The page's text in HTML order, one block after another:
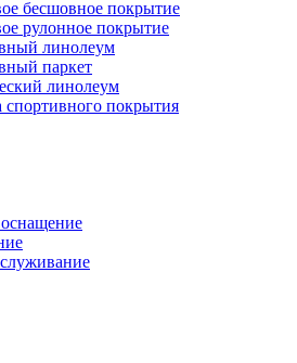
бесшовное покрытие
рулонное покрытие
линолеум
паркет
линолеум
спортивного покрытия